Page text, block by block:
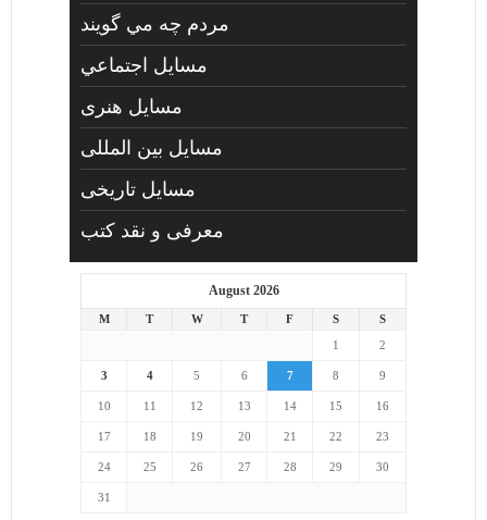
مردم چه مي گويند
مسايل اجتماعي
مسايل هنری
مسایل بین المللی
مسایل تاریخی
معرفی و نقد کتب
August 2026
M T W T F S
S
1
2
3 4 5 6 7 8 9
10 11 12 13 14 15 16
17 18 19 20 21 22 23
24 25 26 27 28 29 30
31